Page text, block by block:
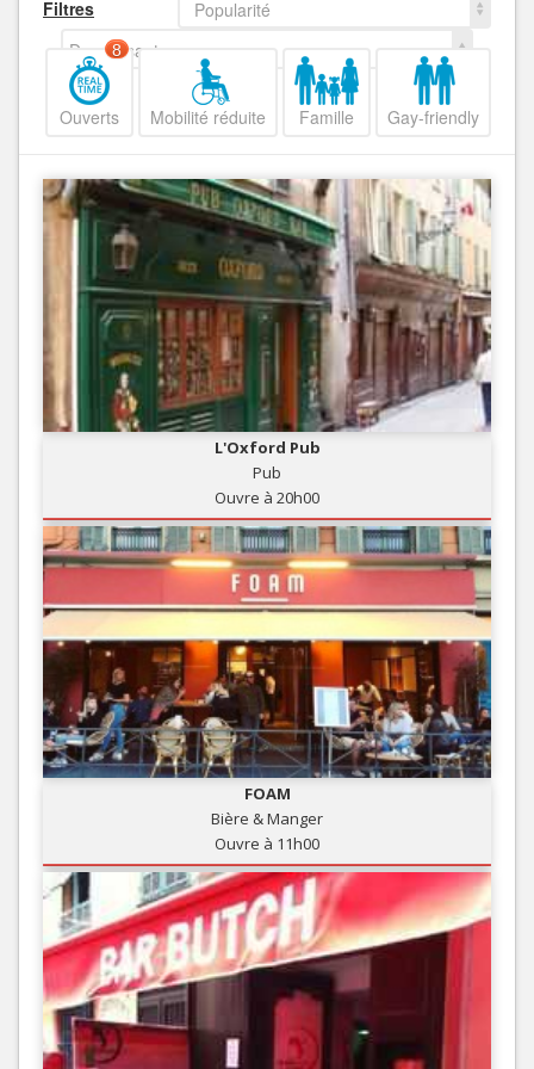
Filtres
Popularité
Decroissant
Ouverts
8
Mobilité réduite Famille Gay-friendly
L'Oxford Pub
Pub
Ouvre à 20h00
FOAM
Bière & Manger
Ouvre à 11h00